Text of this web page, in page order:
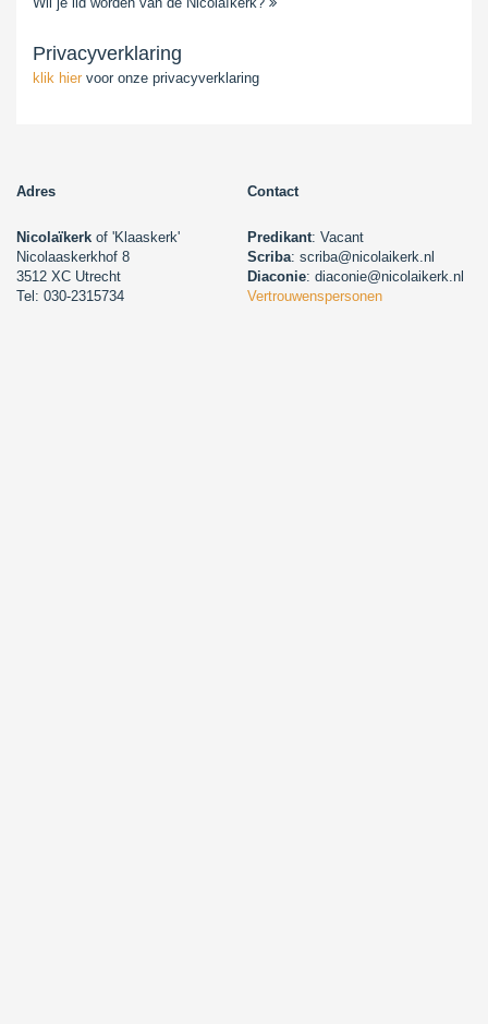
Privacyverklaring
klik hier voor onze privacyverklaring
Adres Contact
Nicolaïkerk of 'Klaaskerk'
Nicolaaskerkhof 8
3512 XC Utrecht
Tel: 030-2315734
Predikant: Vacant
Scriba: scriba@nicolaikerk.nl
Diaconie: diaconie@nicolaikerk.nl
Vertrouwenspersonen